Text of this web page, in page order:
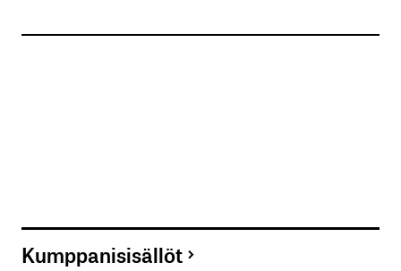
Kumppanisisällöt